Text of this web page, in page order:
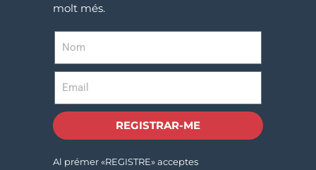
molt més.
REGISTRAR-ME
Al prémer «REGISTRE» acceptes